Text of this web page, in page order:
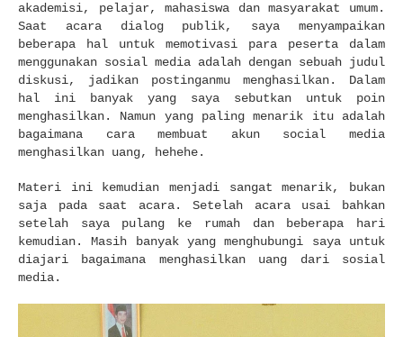
akademisi, pelajar, mahasiswa dan masyarakat umum.
Saat acara dialog publik, saya menyampaikan
beberapa hal untuk memotivasi para peserta dalam
menggunakan sosial media adalah dengan sebuah judul
diskusi, jadikan postinganmu menghasilkan. Dalam
hal ini banyak yang saya sebutkan untuk poin
menghasilkan. Namun yang paling menarik itu adalah
bagaimana cara membuat akun social media
menghasilkan uang, hehehe.
Materi ini kemudian menjadi sangat menarik, bukan
saja pada saat acara. Setelah acara usai bahkan
setelah saya pulang ke rumah dan beberapa hari
kemudian. Masih banyak yang menghubungi saya untuk
diajari bagaimana menghasilkan uang dari sosial
media.